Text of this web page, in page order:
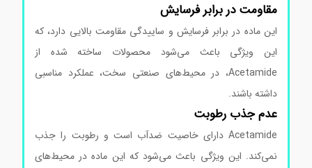
مقاومت در برابر فرسایش
این ماده در برابر فرسایش و ساییدگی مقاومت بالایی دارد، که
این ویژگی باعث می‌شود محصولات ساخته شده از
Acetamide، در محیط‌های صنعتی سخت، عملکرد مناسبی
داشته باشند.
عدم جذب رطوبت
Acetamide دارای خاصیت ضدآب است و رطوبت را جذب
نمی‌کند. این ویژگی باعث می‌شود که این ماده در محیط‌های